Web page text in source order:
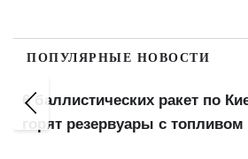
ПОПУЛЯРНЫЕ НОВОСТИ
6 баллистических ракет по
горят резервуары с топливом